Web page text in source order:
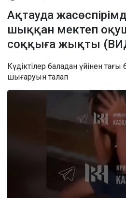
Ақтауда
шыққан мектеп
соққыға жықты
Күдіктілер баладан үйінен тағы
шығаруын талап